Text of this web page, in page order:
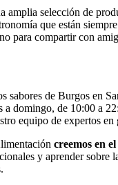
amplia selección de
que están
para compartir con
sabores de Burgos en
a domingo, de 10:00 a
equipo de expertos en
creemos en
y aprender sobre